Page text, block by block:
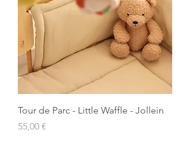
Tour de Parc - Little Waffle - Jollein
Prix
55,00 €